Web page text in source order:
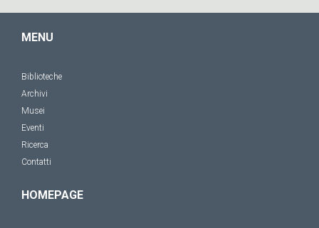
MENU
Biblioteche
Archivi
Musei
Eventi
Ricerca
Contatti
HOMEPAGE